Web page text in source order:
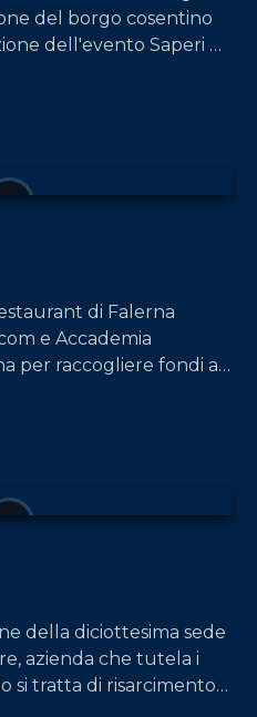
del borgo cosentino
dell'evento Saperi e
di Falerna
e Accademia
per raccogliere fondi a
della diciottesima sede
azienda che tutela i
si tratta di risarcimento